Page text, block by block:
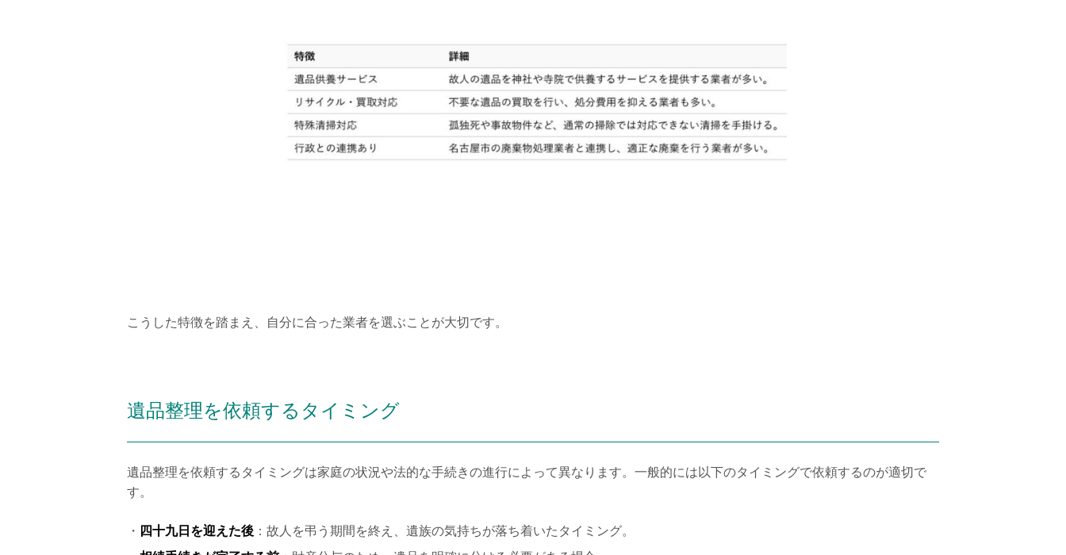
こうした特徴を踏まえ、自分に合った業者を選ぶことが大切です。
遺品整理を依頼するタイミング
遺品整理を依頼するタイミングは家庭の状況や法的な手続きの進行によって異なります。一般的には以下のタイミングで依頼するのが適切で
す。
四十九日を迎えた後 ：故人を弔う期間を終え、遺族の気持ちが落ち着いたタイミング。